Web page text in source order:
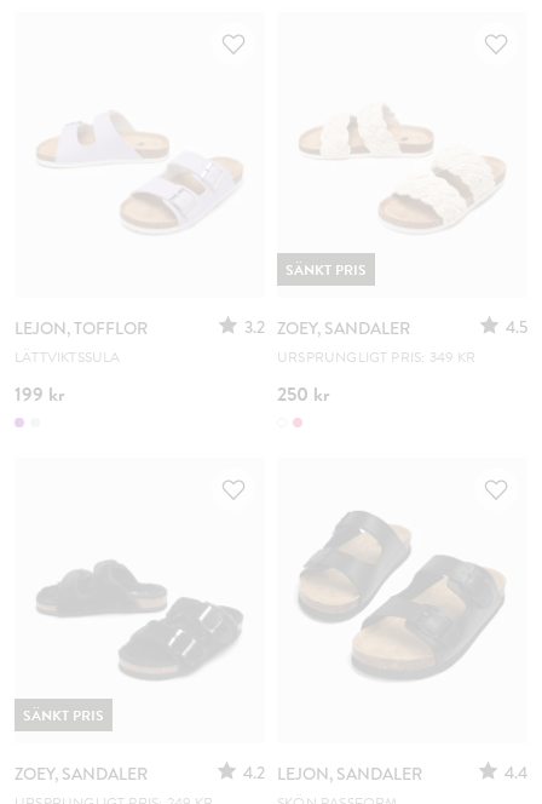
LEJON, TOFFLOR 3.2
LÄTTVIKTSSULA
199 kr
ZOEY, SANDALER 4.5
URSPRUNGLIGT PRIS: 349 KR
250 kr
SÄNKT PRIS
ZOEY, SANDALER 4.2
SÄNKT PRIS
LEJON, SANDALER 4.4